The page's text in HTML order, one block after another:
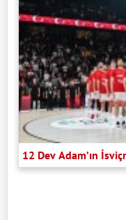
12 Dev Adam’ın